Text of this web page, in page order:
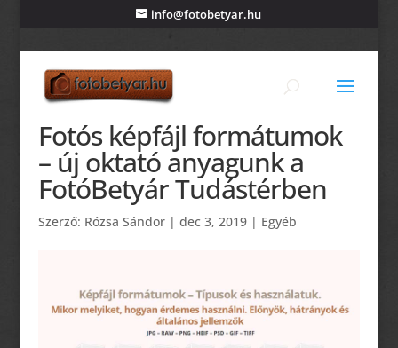
info@fotobetyar.hu
Fotós képfájl formátumok
– új oktató anyagunk a
FotóBetyár Tudástérben
Szerző: Rózsa Sándor| dec 3, 2019| Egyéb